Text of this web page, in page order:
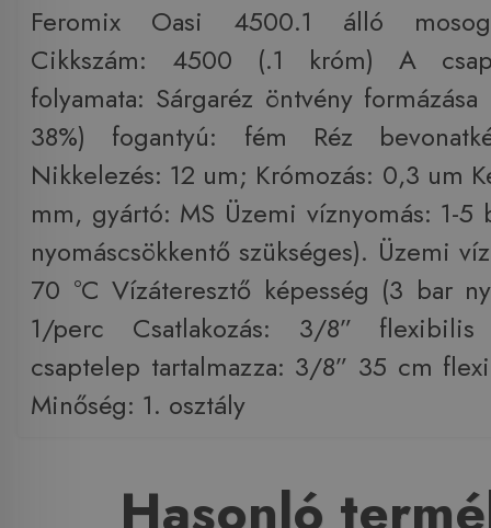
Feromix Oasi 4500.1 álló
Cikkszám: 4500 (.1 króm) A
folyamata: Sárgaréz öntvény
38%) fogantyú: fém Réz
Nikkelezés: 12 um; Krómozás: 0,3 um
mm, gyártó: MS Üzemi víznyomás: 1-
nyomáscsökkentő szükséges). Üzemi
70 °C Vízáteresztő képesség (3 bar
1/perc Csatlakozás: 3/8”
csaptelep tartalmazza: 3/8” 35 cm
Minőség: 1. osztály